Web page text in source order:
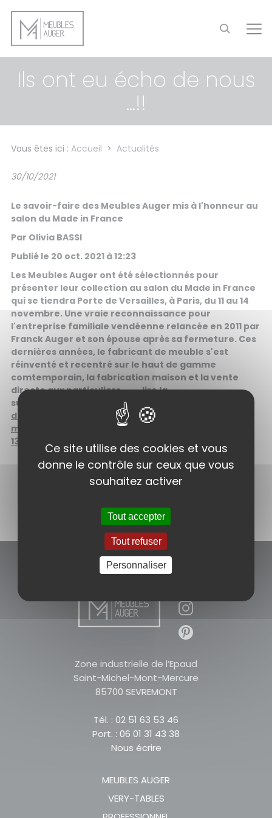
Ils ont eu écho de nous
...!!
Vous êtes ici : Accueil > Actualités
30/10/2021
Le savoir-faire des Meubles Auger mis à l'honneur au
salon du Made in France
Par Olivia BASSI
Publié le 20 oct. 2021 à 12:23
Les Meubles Auger ont été sélectionnés pour
présenter leur collection au salon du Made in France
qui se tiendra Porte de Versailles, à Paris, du 11 au 14
novembre. Une vraie reconnaissance pour
l'entreprise familiale vendéenne relancée en 2011 par
Franck Auger et son épouse après sa fermeture. Ces
dernières années, le fabricant de meuble s'est
réinventé et recentré sur le haut de gamme
comtemporain, la fabrication maison et la vente
directe aux particuliers........ lire la
suite
https://www.lesechos.fr/pme-regions/pays-
de-la-loire/le-savoir-faire-des-meubles-auger-
mis-a-lhonneur-au-salon-du-made-in-france-
1356557
PRÉCÉDENT SUIVANT
Zone industrielle de l’Epaud
Saint-Michel-Mont-Mercure
85700 SEVREMONT
Tél. : 02 51 63 53 46
Port. : 06 01 31 43 38
Nous écrire
MEUBLES AUGER
VERY-TABLES
Ce site utilise des cookies et vous
donne le contrôle sur ceux que vous
souhaitez activer
Tout accepter
Tout refuser
Personnaliser